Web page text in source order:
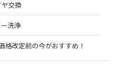
交換
洗浄
格改定前の今がおすすめ！